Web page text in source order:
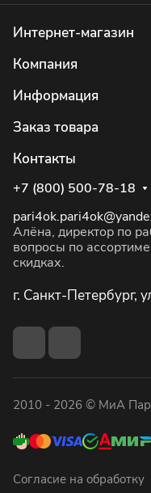
Интернет-магазин
Компания
Информация
Заказ товара
Контакты
+7 (800) 500-78-18
Алёна, директор по
вопросы по
скидках.
г. Санкт-Петербург,
2010 - 2026 © МиА
Согласие на обработку